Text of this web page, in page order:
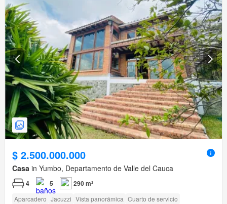
$ 2.500.000.000
Casa in Yumbo, Departamento de Valle del Cauca
4 5 290 m²
Aparcadero Jacuzzi Vista panorámica Cuarto de servicio